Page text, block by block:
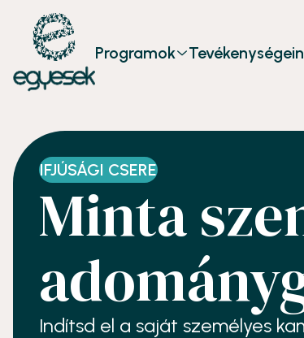
Programok
IFJÚSÁGI CSERE
Minta
Indítsd el a saját személyes